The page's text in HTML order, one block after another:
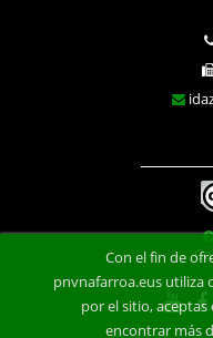
Con el fin de
pnvnafarroa.eus utiliza
por el sitio, aceptas
encontrar más